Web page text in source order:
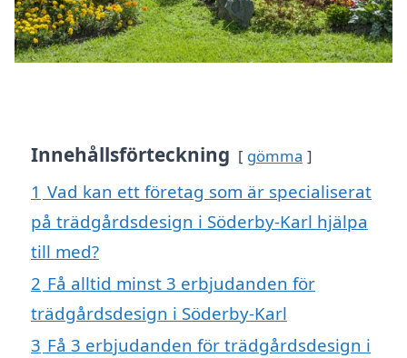
Innehållsförteckning gömma
1 Vad kan ett företag som är specialiserat
på trädgårdsdesign i Söderby-Karl hjälpa
till med?
2 Få alltid minst 3 erbjudanden för
trädgårdsdesign i Söderby-Karl
3 Få 3 erbjudanden för trädgårdsdesign i